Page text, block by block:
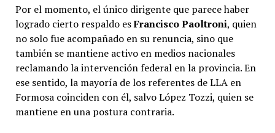
Por el momento, el único dirigente que parece haber
logrado cierto respaldo esFrancisco Paoltroni, quien
no solo fue acompañado en su renuncia, sino que
también se mantiene activo en medios nacionales
reclamando la intervención federal en la provincia. En
ese sentido, la mayoría de los referentes de LLA en
Formosa coinciden con él, salvo López Tozzi, quien se
mantiene en una postura contraria.